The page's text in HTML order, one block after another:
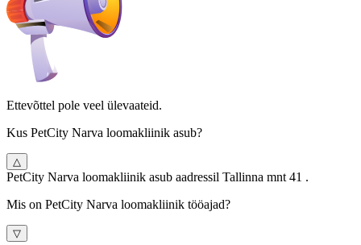
Ettevõttel pole veel ülevaateid.
Kus PetCity Narva loomakliinik asub?
△
PetCity Narva loomakliinik asub aadressil Tallinna mnt 41 .
Mis on PetCity Narva loomakliinik tööajad?
▽